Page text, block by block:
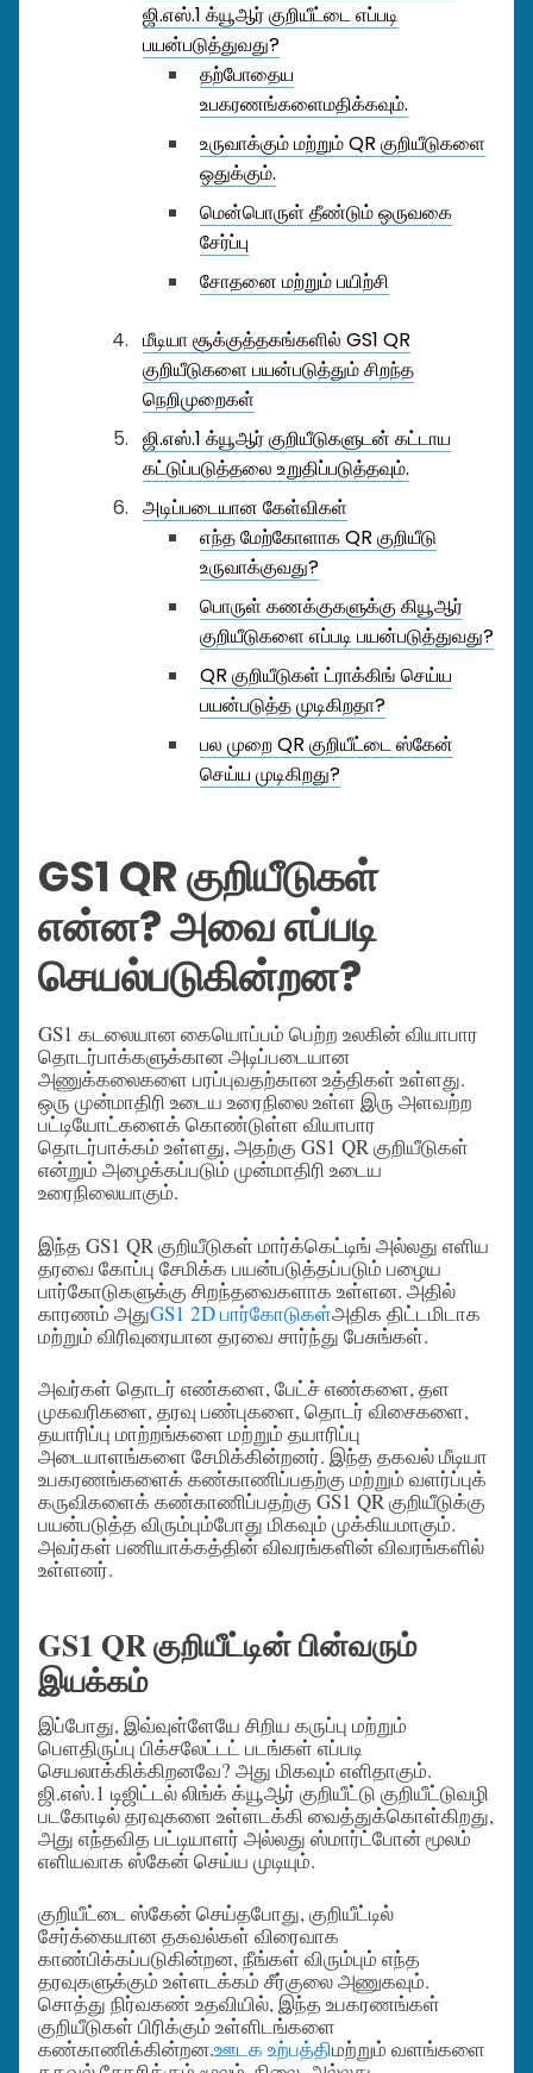
ஜி.எஸ்.1 க்யூஆர் குறியீட்டை எப்படி
பயன்படுத்துவது?
தற்போதைய
உபகரணங்களைமதிக்கவும்.
உருவாக்கும் மற்றும் QR குறியீடுகளை
ஒதுக்கும்.
மென்பொருள் தீண்டும் ஒருவகை
சேர்ப்பு
சோதனை மற்றும் பயிற்சி
மீடியா சூக்குத்தகங்களில் GS1 QR
குறியீடுகளை பயன்படுத்தும் சிறந்த
நெறிமுறைகள்
ஜி.எஸ்.1 க்யூஆர் குறியீடுகளுடன் கட்டாய
கட்டுப்படுத்தலை உறுதிப்படுத்தவும்.
அடிப்படையான கேள்விகள்
எந்த மேற்கோளாக QR குறியீடு
உருவாக்குவது?
பொருள் கணக்குகளுக்கு கியூஆர்
குறியீடுகளை எப்படி பயன்படுத்துவது?
QR குறியீடுகள் ட்ராக்கிங் செய்ய
பயன்படுத்த முடிகிறதா?
பல முறை QR குறியீட்டை ஸ்கேன்
செய்ய முடிகிறது?
GS1 QR குறியீடுகள்
என்ன? அவை எப்படி
செயல்படுகின்றன?
GS1 கடலையான கையொப்பம் பெற்ற உலகின் வியாபார
தொடர்பாக்களுக்கான அடிப்படையான
அணுக்கலைகளை பரப்புவதற்கான உத்திகள் உள்ளது.
ஒரு முன்மாதிரி உடைய உரைநிலை உள்ள இரு அளவற்ற
பட்டியோட்களைக் கொண்டுள்ள வியாபார
தொடர்பாக்கம் உள்ளது, அதற்கு GS1 QR குறியீடுகள்
என்றும் அழைக்கப்படும் முன்மாதிரி உடைய
உரைநிலையாகும்.
இந்த GS1 QR குறியீடுகள் மார்க்கெட்டிங் அல்லது எளிய
தரவை கோப்பு சேமிக்க பயன்படுத்தப்படும் பழைய
பார்கோடுகளுக்கு சிறந்தவைகளாக உள்ளன. அதில்
காரணம் அதுGS1 2D பார்கோடுகள்அதிக திட்டமிடாக
மற்றும் விரிவுரையான தரவை சார்ந்து பேசுங்கள்.
அவர்கள் தொடர் எண்களை, பேட்ச் எண்களை, தள
முகவரிகளை, தரவு பண்புகளை, தொடர் விசைகளை,
தயாரிப்பு மாற்றங்களை மற்றும் தயாரிப்பு
அடையாளங்களை சேமிக்கின்றனர். இந்த தகவல் மீடியா
உபகரணங்களைக் கண்காணிப்பதற்கு மற்றும் வளர்ப்புக்
கருவிகளைக் கண்காணிப்பதற்கு GS1 QR குறியீடுக்கு
பயன்படுத்த விரும்பும்போது மிகவும் முக்கியமாகும்.
அவர்கள் பணியாக்கத்தின் விவரங்களின் விவரங்களில்
உள்ளனர்.
GS1 QR குறியீட்டின் பின்வரும்
இயக்கம்
இப்போது, இவ்வுள்ளேயே சிறிய கருப்பு மற்றும்
பெளதிருப்பு பிக்சலேட்டட் படங்கள் எப்படி
செயலாக்கிக்கிறனவே? அது மிகவும் எளிதாகும்.
ஜி.எஸ்.1 டிஜிட்டல் லிங்க் க்யூஆர் குறியீட்டு குறியீட்டுவழி
படகோடில் தரவுகளை உள்ளடக்கி வைத்துக்கொள்கிறது,
அது எந்தவித பட்டியாளர் அல்லது ஸ்மார்ட்போன் மூலம்
எளியவாக ஸ்கேன் செய்ய முடியும்.
குறியீட்டை ஸ்கேன் செய்தபோது, குறியீட்டில்
சேர்க்கையான தகவல்கள் விரைவாக
காண்பிக்கப்படுகின்றன, நீங்கள் விரும்பும் எந்த
தரவுகளுக்கும் உள்ளடக்கம் சீர்குலை அணுகவும்.
சொத்து நிர்வகண் உதவியில், இந்த உபகரணங்கள்
குறியீடுகள் பிரிக்கும் உள்ளிடங்களை
கண்காணிக்கின்றன.ஊடக உற்பத்திமற்றும் வளங்களை